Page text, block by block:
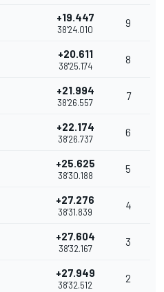
+19.447
38'24.010
9
+20.611
38'25.174
8
+21.994
38'26.557
7
+22.174
38'26.737
6
+25.625
38'30.188
5
+27.276
38'31.839
4
+27.604
38'32.167
3
+27.949
38'32.512
2